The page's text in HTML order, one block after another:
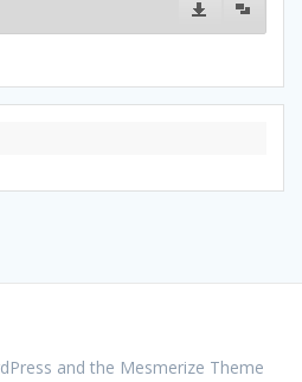
and the Mesmerize Theme